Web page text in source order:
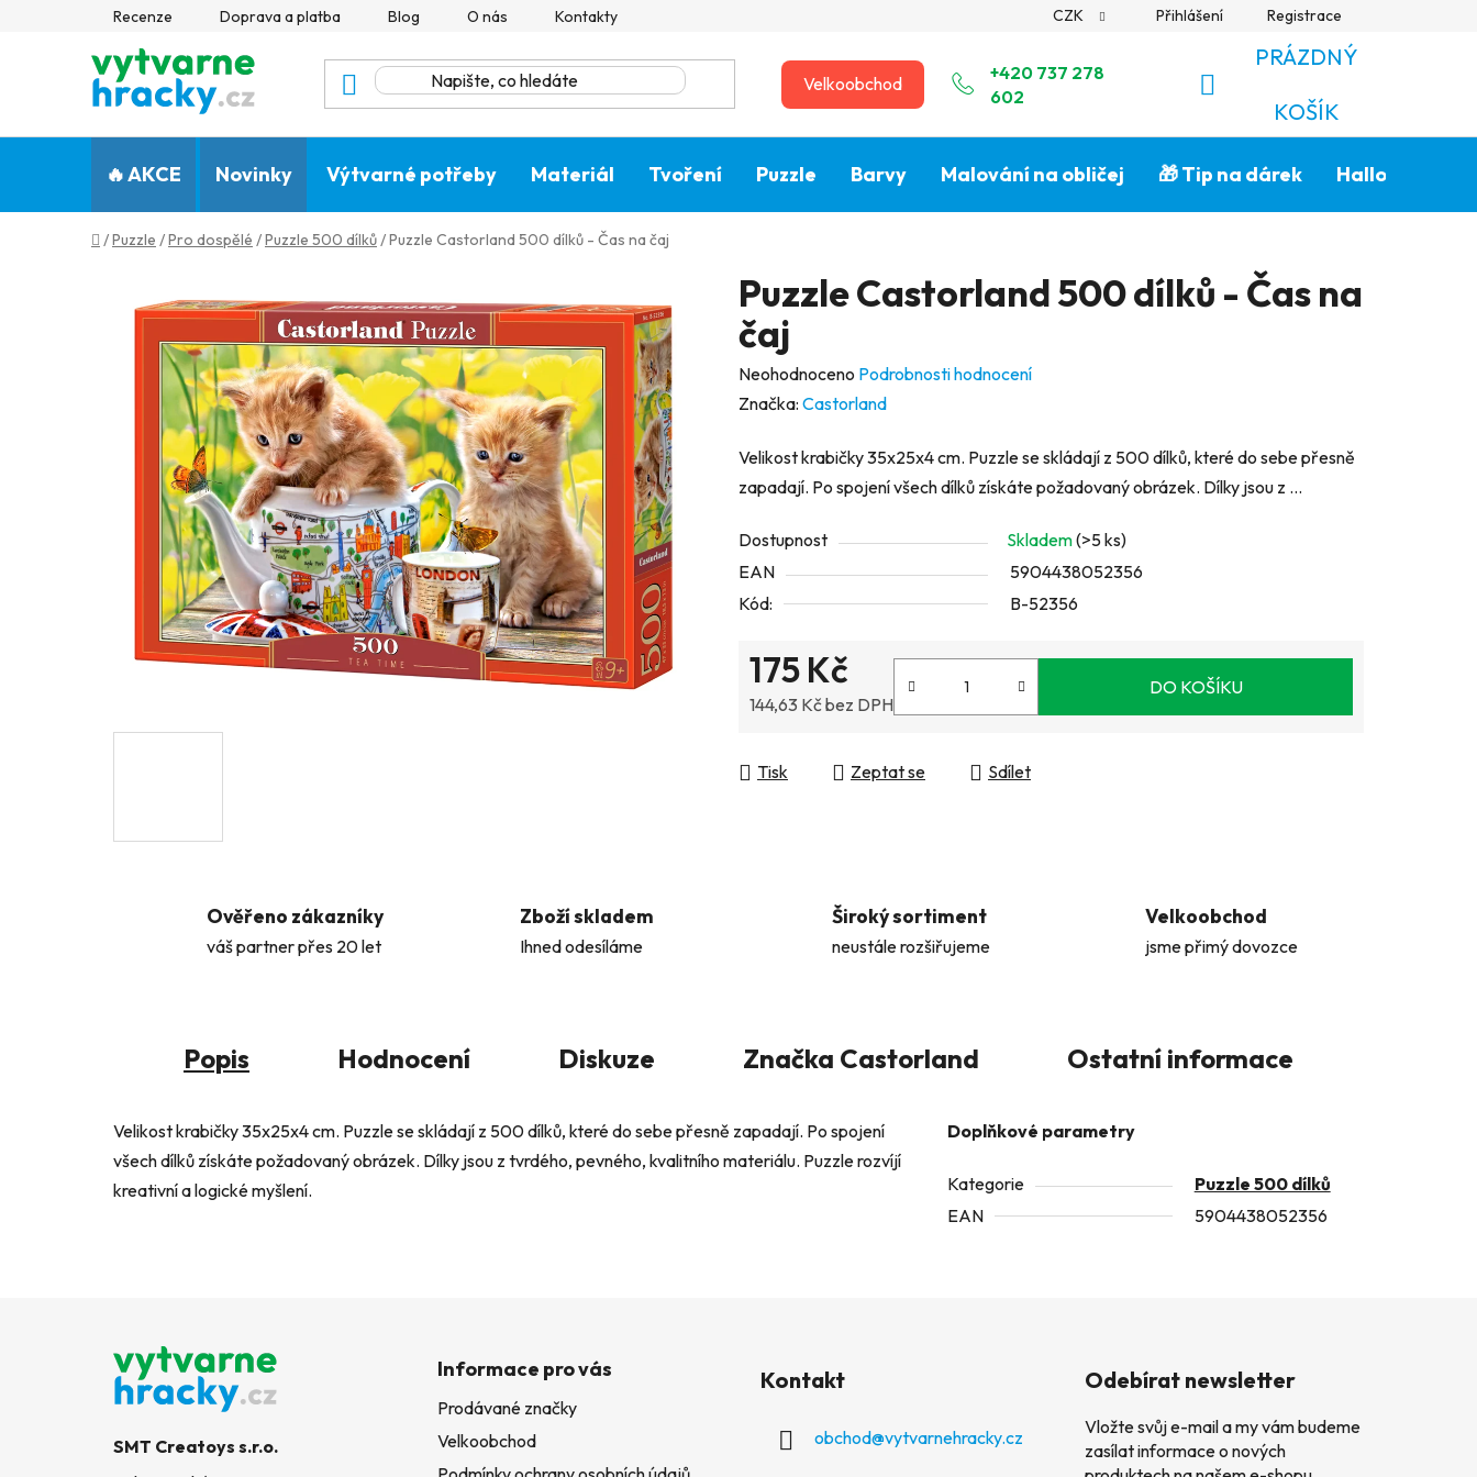
Recenze Doprava a platba Blog O nás Kontakty CZK Přihlášení Registrace
Velkoobchod
+420 737 278
602
NÁKUPNÍ
KOŠÍK
PRÁZDNÝ
KOŠÍK
🔥 AKCE Novinky Výtvarné potřeby Materiál Tvoření Puzzle Barvy Malování na obličej 🎁 Tip na dárek Halloween🎃
Domů
/Puzzle /Pro dospělé /Puzzle 500 dílků/Puzzle Castorland 500 dílků - Čas na čaj
Puzzle Castorland 500 dílků - Čas na
čaj
Průměrné
hodnocení
je
0,0
5
hvězdiček.
Neohodnoceno Podrobnosti hodnocení
Značka: Castorland
Velikost krabičky 35x25x4 cm. Puzzle se skládají z 500 dílků, které do sebe přesně
zapadají. Po spojení všech dílků získáte požadovaný obrázek. Dílky jsou z ...
Dostupnost Skladem(>5 ks)
EAN
5904438052356
Kód:
B-52356
175 Kč
144,63 Kč bez DPH
DO KOŠÍKU
Tisk Zeptat se Sdílet
Ověřeno zákazníky
váš partner přes 20 let
Zboží skladem
Ihned odesíláme
Široký sortiment
neustále rozšiřujeme
Velkoobchod
jsme přimý dovozce
Popis Hodnocení Diskuze Značka Castorland Ostatní informace
Velikost krabičky 35x25x4 cm. Puzzle se skládají z 500 dílků, které do sebe přesně zapadají. Po spojení
všech dílků získáte požadovaný obrázek. Dílky jsou z tvrdého, pevného, kvalitního materiálu. Puzzle rozvíjí
kreativní a logické myšlení.
Doplňkové parametry
Kategorie
Puzzle 500 dílků
EAN
5904438052356
SMT Creatoys s.r.o.
Informace pro vás
Prodávané značky
Velkoobchod
Kontakt
obchod@vytvarnehracky.cz
Odebírat newsletter
Vložte svůj e-mail a my vám budeme
zasílat informace o nových